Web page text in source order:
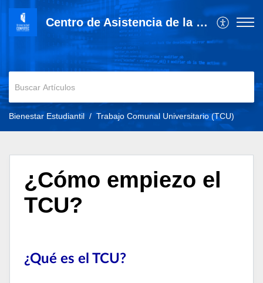
Centro de Asistencia de la Universidad Cenfotec
Bienestar Estudiantil Trabajo Comunal Universitario (TCU)
¿Cómo empiezo el
TCU?
¿Qué es el TCU?